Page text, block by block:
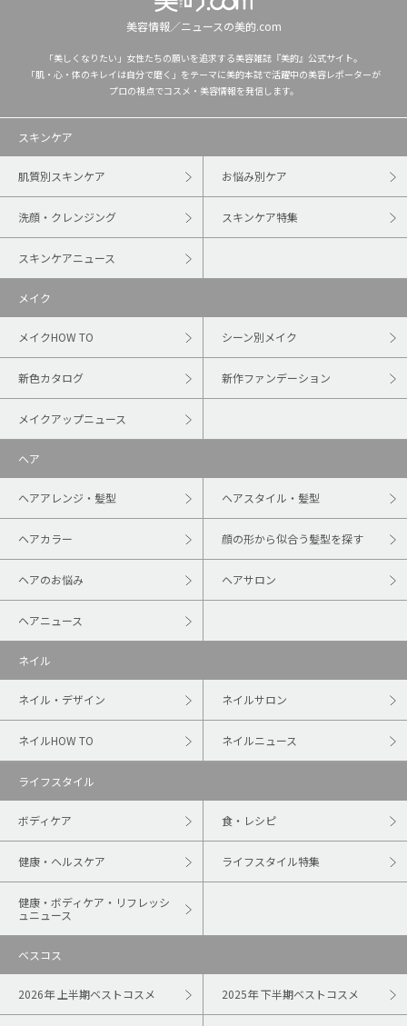
美容情報／ニュースの美的.com
「美しくなりたい」女性たちの願いを追求する美容雑誌『美的』公式サイト。
「肌・心・体のキレイは自分で磨く」をテーマに美的本誌で活躍中の美容レポーターが
プロの視点でコスメ・美容情報を発信します。
スキンケア
肌質別スキンケア お悩み別ケア
洗顔・クレンジング スキンケア特集
スキンケアニュース
メイク
メイクHOW TO シーン別メイク
新色カタログ 新作ファンデーション
メイクアップニュース
ヘア
ヘアアレンジ・髪型 ヘアスタイル・髪型
ヘアカラー 顔の形から似合う髪型を探す
ヘアのお悩み ヘアサロン
ヘアニュース
ネイル
ネイル・デザイン ネイルサロン
ネイルHOW TO ネイルニュース
ライフスタイル
ボディケア 食・レシピ
健康・ヘルスケア ライフスタイル特集
健康・ボディケア・リフレッシ
ュニュース
ベスコス
2026年 上半期ベストコスメ 2025年 下半期ベストコスメ